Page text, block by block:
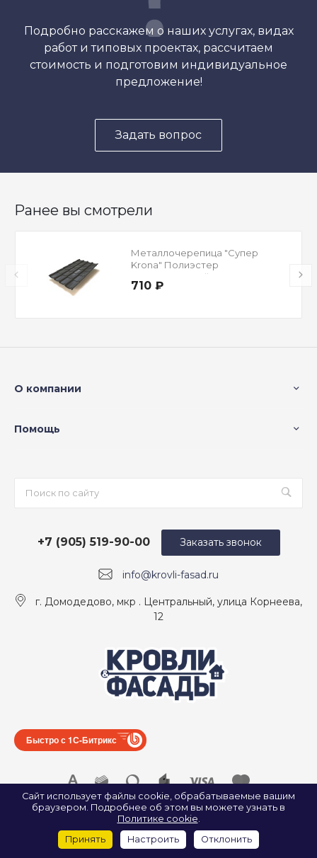
Подробно расскажем о наших услугах, видах
работ и типовых проектах, рассчитаем
стоимость и подготовим индивидуальное
предложение!
Задать вопрос
Ранее вы смотрели
Металлочерепица "Супер
Krona" Полиэстер
Односторонний RAL 7024
Мокрый асфальт 0,5 мм
710 ₽
О компании
Помощь
info@krovli-fasad.ru
+7 (905) 519-90-00
г. Домодедово, мкр . Центральный, улица Корнеева,
12
Заказать звонок
Быстро с 1С-Битрикс
© 2026 ООО «КРОВЛИ И ФАСАДЫ», Все права защищены.
ИП Найда А. А. ИНН: 500907922547
Сайт использует файлы cookie, обрабатываемые вашим
браузером. Подробнее об этом вы можете узнать в
Политике cookie.
Принять
Настроить Отклонить